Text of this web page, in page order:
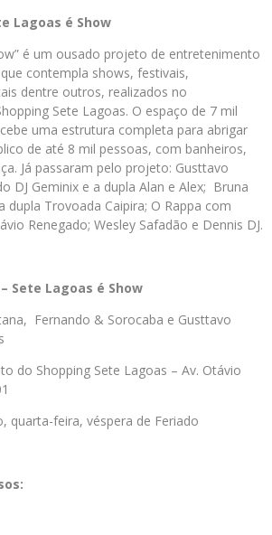
Lagoas é Show
é um ousado projeto de entretenimento
contempla shows, festivais,
dentre outros, realizados no
Sete Lagoas. O espaço de 7 mil
uma estrutura completa para abrigar
de até 8 mil pessoas, com banheiros,
Já passaram pelo projeto: Gusttavo
DJ Geminix e a dupla Alan e Alex; Bruna
dupla Trovoada Caipira; O Rappa com
Renegado; Wesley Safadão e Dennis DJ.
Sete Lagoas é Show
Fernando & Sorocaba e Gusttavo
do Shopping Sete Lagoas – Av. Otávio
quarta-feira, véspera de Feriado